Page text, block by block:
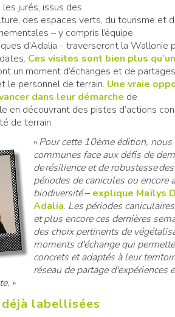
les jurés, issus des
des espaces verts, du tourisme et
– y compris l’équipe
d’Adalia - traverseront la Wallonie
Ces visites sont bien plus
un moment d’échanges et de
le personnel de terrain. Une vraie
dans leur démarche de
en découvrant des pistes d’actions
de terrain.
«Pour cette 10ème édition,
communes face aux défis de
de résilience et de robustesse
périodes de canicules ou encore
biodiversité– explique Maïlys
Adalia. Les périodes
et plus encore ces dernières
des choix pertinents de
moments d'échange qui
concrets et adaptés à leur
réseau de partage
»
labellisées